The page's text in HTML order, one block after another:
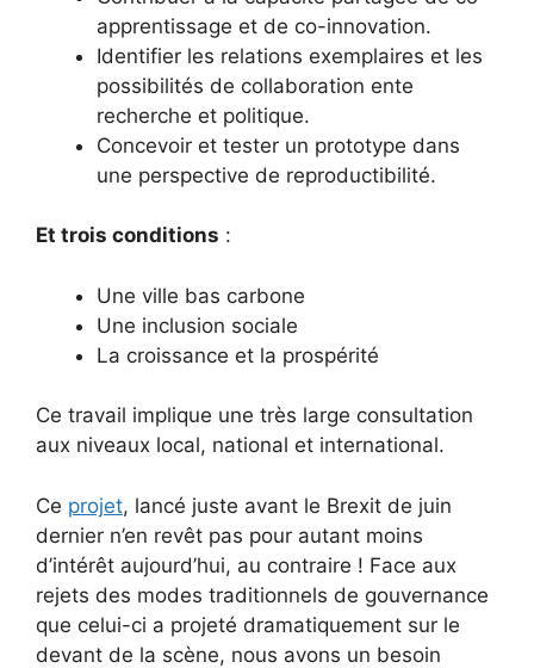
apprentissage et de co-innovation.
Identifier les relations exemplaires et les
possibilités de collaboration ente
recherche et politique.
Concevoir et tester un prototype dans
une perspective de reproductibilité.
Et trois conditions :
Une ville bas carbone
Une inclusion sociale
La croissance et la prospérité
Ce travail implique une très large consultation
aux niveaux local, national et international.
Ce projet, lancé juste avant le Brexit de juin
dernier n’en revêt pas pour autant moins
d’intérêt aujourd’hui, au contraire ! Face aux
rejets des modes traditionnels de gouvernance
que celui-ci a projeté dramatiquement sur le
devant de la scène, nous avons un besoin